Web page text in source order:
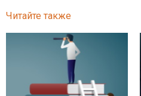
Читайте также